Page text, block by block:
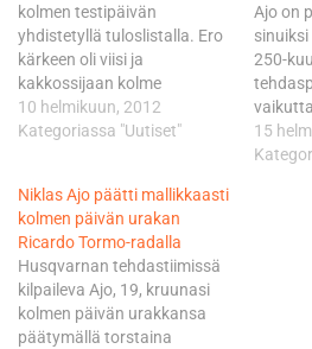
kolmen testipäivän
yhdistetyllä tuloslistalla. Ero
kärkeen oli viisi ja
kakkossijaan kolme
kymmenystä. - Ei tässä ole
silti vielä varaa tuuletella,
työt jatkossakin hyvin. Eipä
silti, olenhan minä
tyytyväinen siihen, miten
nämä testit sujuivat.
Kokonaisuus oli hyvä, eikä
pyörän…
10 helmikuun, 2012
Kategoriassa "Uutiset"
Ajo on
250-
Ajo
15
Niklas Ajo päätti mallikkaasti
kolmen päivän urakan
Ricardo Tormo-radalla
Husqvarnan tehdastiimissä
kilpaileva Ajo, 19, kruunasi
kolmen päivän urakkansa
päätymällä torstaina